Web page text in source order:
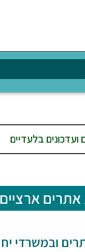
בלעדיים
אתרים ארציים
ובמשרדי